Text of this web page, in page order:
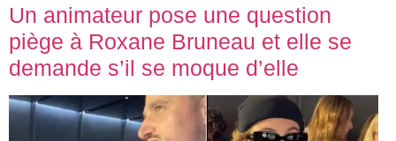
Un animateur pose une question
piège à Roxane Bruneau et elle se
demande s’il se moque d’elle